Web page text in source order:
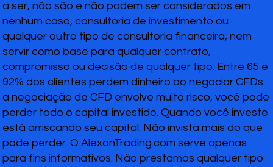
a ser, não são e não podem ser considerados em
nenhum caso, consultoria de investimento ou
qualquer outro tipo de consultoria financeira, nem
servir como base para qualquer contrato,
compromisso ou decisão de qualquer tipo. Entre 65 e
92% dos clientes perdem dinheiro ao negociar CFDs:
a negociação de CFD envolve muito risco, você pode
perder todo o capital investido. Quando você investe
está arriscando seu capital. Não invista mais do que
pode perder. O AlexonTrading.com serve apenas
para fins informativos. Não prestamos qualquer tipo